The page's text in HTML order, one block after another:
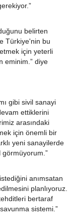
belirten
Türkiye'nin bu
için yeterli
eminim.” diye
gibi sivil sanayi
ettiklerini
arasındaki
için önemli bir
yeni sanayilerde
anımsatan
planlıyoruz.
bertaraf
sistemi.”